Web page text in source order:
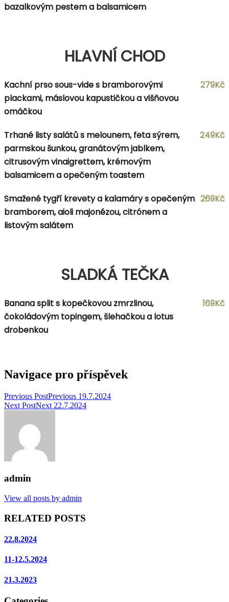
bazalkovým pestem a balsamicem
HLAVNÍ CHOD
Kachní prso sous-vide s bramborovými
plackami, máslovou kapustičkou a višňovou
omáčkou
279Kč
Trhané listy salátů s melounem, feta sýrem,
parmskou šunkou, granátovým jablkem,
citrusovým vinaigrettem, krémovým
balsamicem a opečeným toastem
249Kč
Smažené tygří krevety a kalamáry s opečeným
bramborem, aioli majonézou, citrónem a
listovým salátem
269Kč
SLADKÁ TEČKA
Banana split s kopečkovou zmrzlinou,
čokoládovým topingem, šlehačkou a lotus
drobenkou
169Kč
Navigace pro příspěvek
Previous PostPrevious 19.7.2024
Next PostNext 22.7.2024
admin
View all posts by admin
RELATED POSTS
22.8.2024
11-12.5.2024
21.3.2023